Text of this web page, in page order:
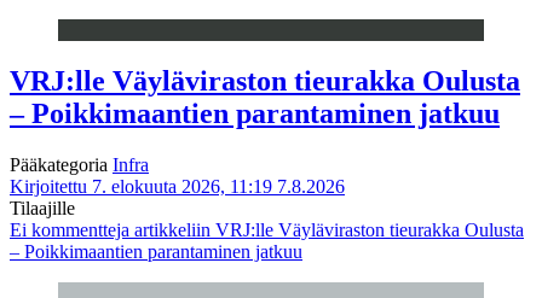
VRJ:lle Väyläviraston tieurakka Oulusta
– Poikkimaantien parantaminen jatkuu
Pääkategoria Infra
Kirjoitettu 7. elokuuta 2026, 11:19 7.8.2026
Tilaajille
Ei kommentteja artikkeliin VRJ:lle Väyläviraston tieurakka Oulusta
– Poikkimaantien parantaminen jatkuu